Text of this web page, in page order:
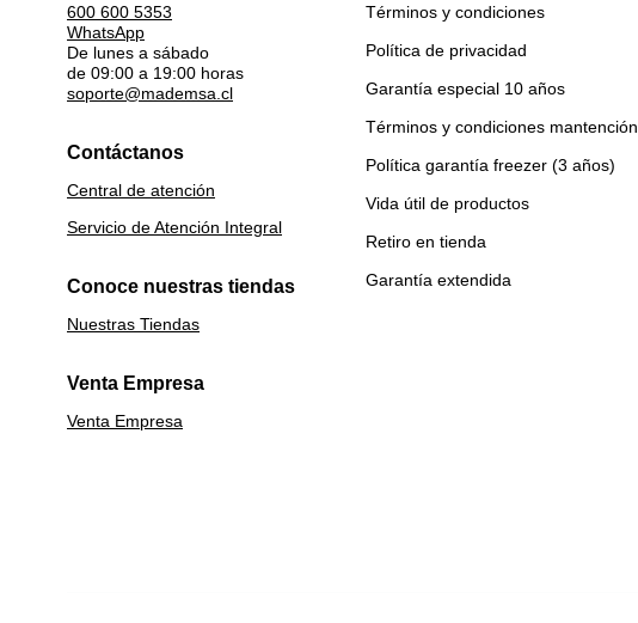
600 600 5353
WhatsApp
De lunes a sábado
de 09:00 a 19:00 horas
soporte@mademsa.cl
Contáctanos
Central de atención
Servicio de Atención Integral
Conoce nuestras tiendas
Nuestras Tiendas
Venta Empresa
Venta Empresa
Términos y condiciones
Política de privacidad
Garantía especial 10 años
Términos y condiciones mantención
Política garantía freezer (3 años)
Vida útil de productos
Retiro en tienda
Garantía extendida